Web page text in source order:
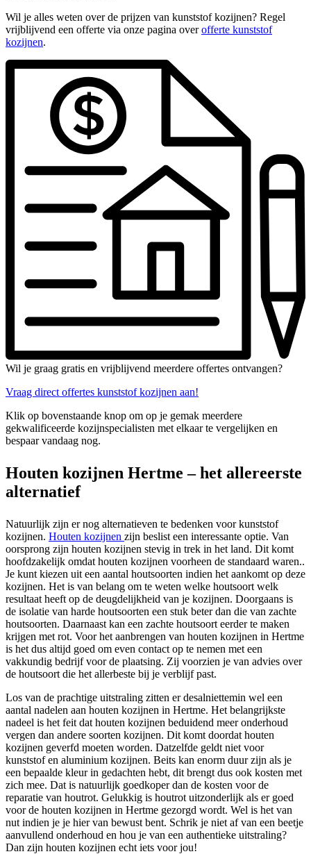
Wil je alles weten over de prijzen van kunststof kozijnen? Regel
vrijblijvend een offerte via onze pagina overofferte kunststof
kozijnen.
Wil je graag gratis en vrijblijvend meerdere offertes ontvangen?
Vraag direct offertes kunststof kozijnen aan!
Klik op bovenstaande knop om op je gemak meerdere
gekwalificeerde kozijnspecialisten met elkaar te vergelijken en
bespaar vandaag nog.
Houten kozijnen Hertme – het allereerste
alternatief
Natuurlijk zijn er nog alternatieven te bedenken voor kunststof
kozijnen. Houten kozijnen zijn beslist een interessante optie. Van
oorsprong zijn houten kozijnen stevig in trek in het land. Dit komt
hoofdzakelijk omdat houten kozijnen voorheen de standaard waren..
Je kunt kiezen uit een aantal houtsoorten indien het aankomt op deze
kozijnen. Het is van belang om te weten welke houtsoort welk
resultaat heeft op de deugdelijkheid van je kozijnen. Doorgaans is
de isolatie van harde houtsoorten een stuk beter dan die van zachte
houtsoorten. Daarnaast kan een zachte houtsoort eerder te maken
krijgen met rot. Voor het aanbrengen van houten kozijnen in Hertme
is het dus altijd goed om even contact op te nemen met een
vakkundig bedrijf voor de plaatsing. Zij voorzien je van advies over
de houtsoort die het allerbeste bij je verblijf past.
Los van de prachtige uitstraling zitten er desalniettemin wel een
aantal nadelen aan houten kozijnen in Hertme. Het belangrijkste
nadeel is het feit dat houten kozijnen beduidend meer onderhoud
vergen dan andere soorten kozijnen. Dit komt doordat houten
kozijnen geverfd moeten worden. Datzelfde geldt niet voor
kunststof en aluminium kozijnen. Beits kan enorm duur zijn als je
een bepaalde kleur in gedachten hebt, dit brengt dus ook kosten met
zich mee. Dat is natuurlijk goedkoper dan de kosten voor de
reparatie van houtrot. Gelukkig is houtrot uitzonderlijk als er goed
voor de houten kozijnen in Hertme gezorgd wordt. Wel is het van
nut indien je je hier van bewust bent. Schrik je niet af van een beetje
aanvullend onderhoud en hou je van een authentieke uitstraling?
Dan zijn houten kozijnen echt iets voor jou!